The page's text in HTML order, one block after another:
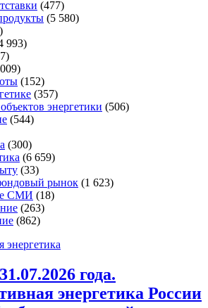
(477)
(5 580)
993)
(152)
(357)
энергетики (506)
(544)
(300)
(6 659)
(33)
рынок (1 623)
СМИ (18)
(263)
(862)
энергетика
года.
энергетика России